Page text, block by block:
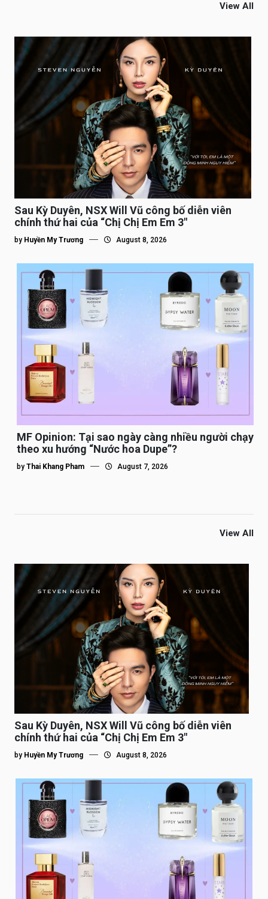
View All
Sau Kỳ Duyên, NSX Will Vũ công bố diễn viên
chính thứ hai của “Chị Chị Em Em 3″
by Huyền My Trương August 8, 2026
MF Opinion: Tại sao ngày càng nhiều người chạy
theo xu hướng “Nước hoa Dupe”?
by Thai Khang Pham August 7, 2026
View All
Sau Kỳ Duyên, NSX Will Vũ công bố diễn viên
chính thứ hai của “Chị Chị Em Em 3″
by Huyền My Trương August 8, 2026